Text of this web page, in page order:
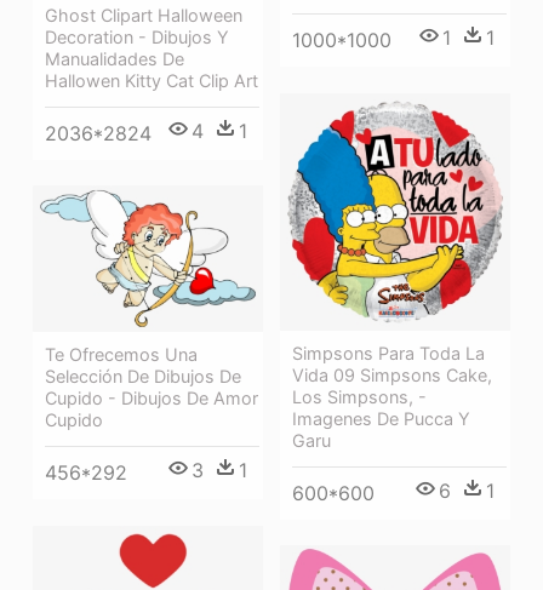
1000*1000 1 1
Ghost Clipart Halloween
Decoration - Dibujos Y
Manualidades De
Hallowen Kitty Cat Clip Art
2036*2824 4 1
Simpsons Para Toda La
Vida 09 Simpsons Cake,
Los Simpsons, -
Imagenes De Pucca Y
Garu
600*600 6 1
Te Ofrecemos Una
Selección De Dibujos De
Cupido - Dibujos De Amor
Cupido
456*292 3 1